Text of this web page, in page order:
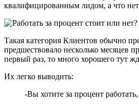
квалифицированным лидом, а что
Такая категория Клиентов обычно
предшествовало несколько месяцев
первый раз, то много хорошего тут
Их легко выводить:
-Вы хотите за процент